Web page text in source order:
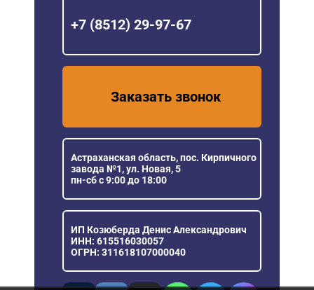
+7 (8512) 29-97-67
Заказать звонок
Астраханская область, пос. Кирпичного
завода №1, ул. Новая, 5
пн-сб с 9:00 до 18:00
ИП Козюберда Денис Александрович
ИНН: 615516030057
ОГРН: 311618107000040